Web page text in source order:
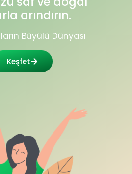
arındırın.
Büyülü Dünyası
Keşfet